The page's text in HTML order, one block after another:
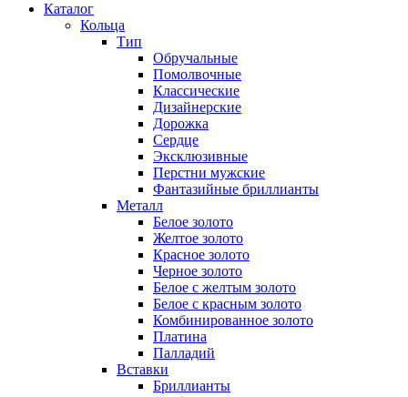
Каталог
Кольца
Тип
Обручальные
Помолвочные
Классические
Дизайнерские
Дорожка
Сердце
Эксклюзивные
Перстни мужские
Фантазийные бриллианты
Металл
Белое золото
Желтое золото
Красное золото
Черное золото
Белое с желтым золото
Белое с красным золото
Комбинированное золото
Платина
Палладий
Вставки
Бриллианты